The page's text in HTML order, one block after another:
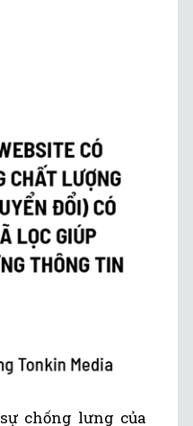
chống lưng của